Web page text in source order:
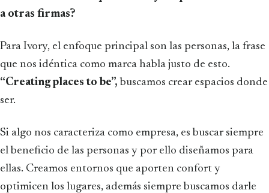
a otras firmas?
Para Ivory, el enfoque principal son las personas, la frase
que nos idéntica como marca habla justo de esto.
“Creating places to be”, buscamos crear espacios donde
ser.
Si algo nos caracteriza como empresa, es buscar siempre
el beneficio de las personas y por ello diseñamos para
ellas. Creamos entornos que aporten confort y
optimicen los lugares, además siempre buscamos darle